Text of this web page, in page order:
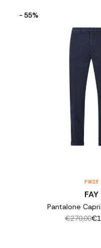
- 55%
FW23
FAY
Pantalone
€270,00